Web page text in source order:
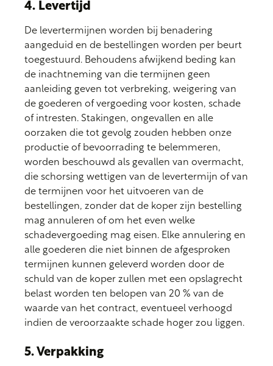
4. Levertijd
De levertermijnen worden bij benadering
aangeduid en de bestellingen worden per beurt
toegestuurd. Behoudens afwijkend beding kan
de inachtneming van die termijnen geen
aanleiding geven tot verbreking, weigering van
de goederen of vergoeding voor kosten, schade
of intresten. Stakingen, ongevallen en alle
oorzaken die tot gevolg zouden hebben onze
productie of bevoorrading te belemmeren,
worden beschouwd als gevallen van overmacht,
die schorsing wettigen van de levertermijn of van
de termijnen voor het uitvoeren van de
bestellingen, zonder dat de koper zijn bestelling
mag annuleren of om het even welke
schadevergoeding mag eisen. Elke annulering en
alle goederen die niet binnen de afgesproken
termijnen kunnen geleverd worden door de
schuld van de koper zullen met een opslagrecht
belast worden ten belopen van 20 % van de
waarde van het contract, eventueel verhoogd
indien de veroorzaakte schade hoger zou liggen.
5. Verpakking